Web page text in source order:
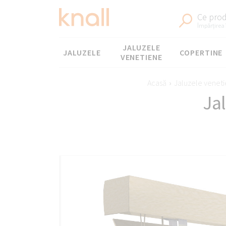
Ce
Meniul
JALUZELE
JALUZELE
VENETIENE
COPERTINE
Acasă › Jaluzele